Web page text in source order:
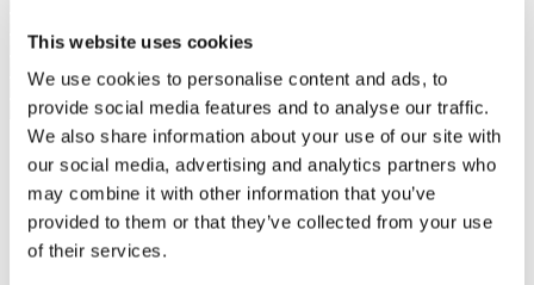
This website uses cookies
We use cookies to personalise content and ads, to
provide social media features and to analyse our traffic.
We also share information about your use of our site with
our social media, advertising and analytics partners who
may combine it with other information that you’ve
provided to them or that they’ve collected from your use
of their services.